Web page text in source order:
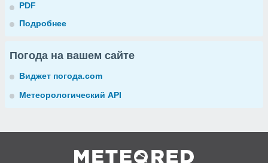
PDF
Подробнее
Погода на вашем сайте
Виджет погода.com
Метеорологический API